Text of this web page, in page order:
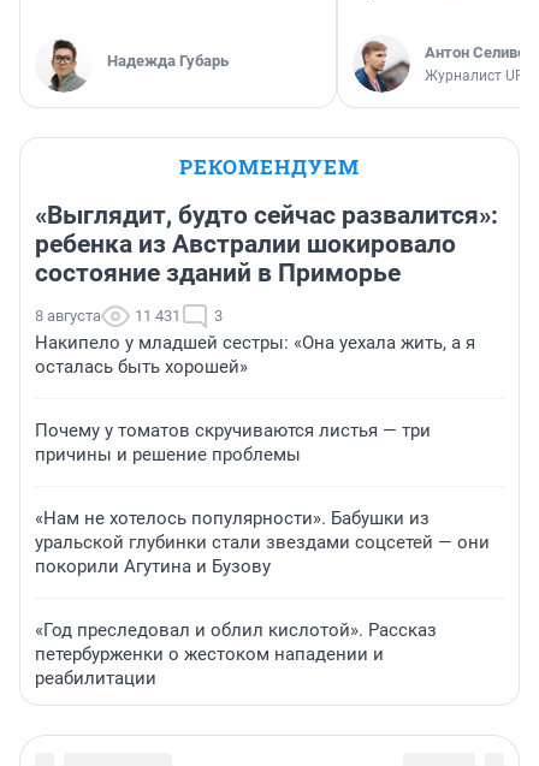
Надежда Губарь Антон
Журналист
РЕКОМЕНДУЕМ
«Выглядит, будто сейчас развалится»:
ребенка из Австралии шокировало
состояние зданий в Приморье
8 августа 11 431 3
Накипело у младшей сестры: «Она уехала жить, а я
осталась быть хорошей»
Почему у томатов скручиваются листья — три
причины и решение проблемы
«Нам не хотелось популярности». Бабушки из
уральской глубинки стали звездами соцсетей — они
покорили Агутина и Бузову
«Год преследовал и облил кислотой». Рассказ
петербурженки о жестоком нападении и
реабилитации